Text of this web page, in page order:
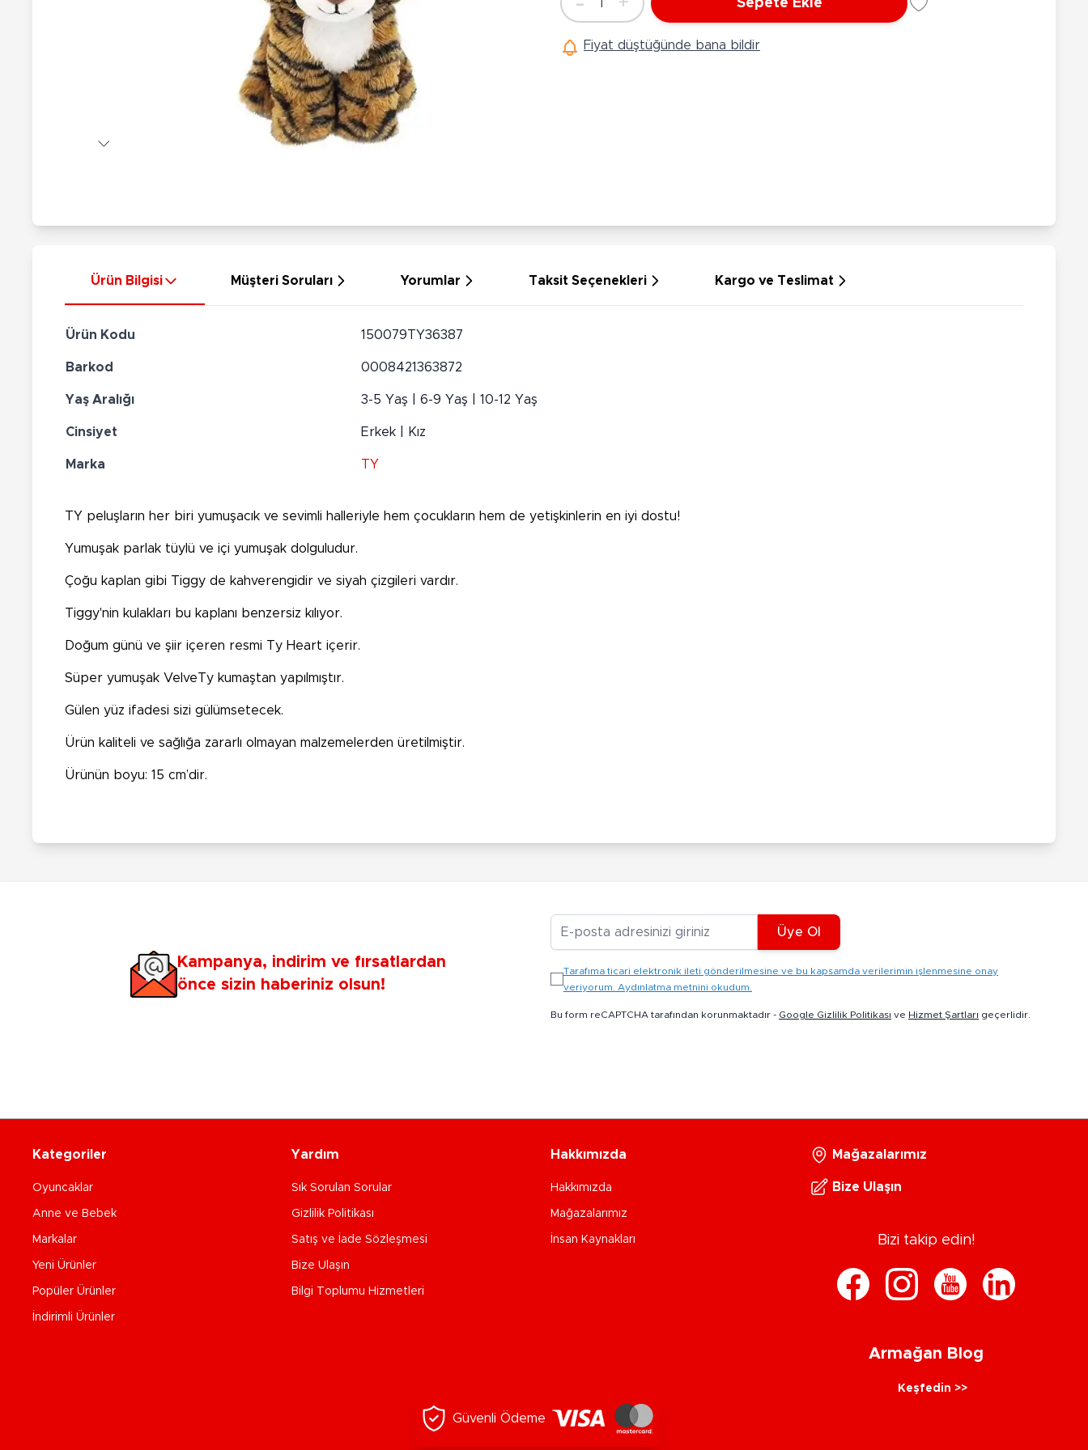
Silah Setleri
Kılıç Setleri
Ok Setleri
Hobi Oyuncakları
Maketler
Sihirbazlık Setleri
Puzzlelar
Çeşitli Eğlence Oyuncakları
El İşi Setleri
Bebek Araç Gereçleri
Ürünleri
Akülü Araçlar
Bin Git Araçlar
Çeşitli Peluşlar
Adet
1 Sepete Ekle
Fiyat düştüğünde bana bildir
Ürün Bilgisi Müşteri Soruları Yorumlar Taksit Seçenekleri Kargo ve Teslimat
Ürün Kodu 150079TY36387
Barkod 0008421363872
Yaş Aralığı 3-5 Yaş | 6-9 Yaş | 10-12 Yaş
Cinsiyet Erkek | Kız
Marka TY
TY peluşların her biri yumuşacık ve sevimli halleriyle hem çocukların hem de yetişkinlerin en iyi dostu!
Yumuşak parlak tüylü ve içi yumuşak dolguludur.
Çoğu kaplan gibi Tiggy de kahverengidir ve siyah çizgileri vardır.
Tiggy'nin kulakları bu kaplanı benzersiz kılıyor.
Doğum günü ve şiir içeren resmi Ty Heart içerir.
Süper yumuşak VelveTy kumaştan yapılmıştır.
Gülen yüz ifadesi sizi gülümsetecek.
Ürün kaliteli ve sağlığa zararlı olmayan malzemelerden üretilmiştir.
Ürünün boyu: 15 cm’dir.
Kampanya, indirim ve fırsatlardan
önce sizin haberiniz olsun!
Üye Ol
Tarafıma ticari elektronik ileti gönderilmesine ve bu kapsamda verilerimin işlenmesine onay
veriyorum. Aydınlatma metnini okudum.
Bu form reCAPTCHA tarafından korunmaktadır - Google Gizlilik Politikası ve Hizmet Şartları geçerlidir.
Kategoriler
Oyuncaklar
Anne ve Bebek
Markalar
Yeni Ürünler
Popüler Ürünler
İndirimli Ürünler
Yardım
Sık Sorulan Sorular
Gizlilik Politikası
Satış ve İade Sözleşmesi
Bize Ulaşın
Bilgi Toplumu Hizmetleri
Hakkımızda
Hakkımızda
Mağazalarımız
İnsan Kaynakları
Mağazalarımız
Bize Ulaşın
Bizi takip edin!
Armağan Blog
Keşfedin >>
Güvenli Ödeme